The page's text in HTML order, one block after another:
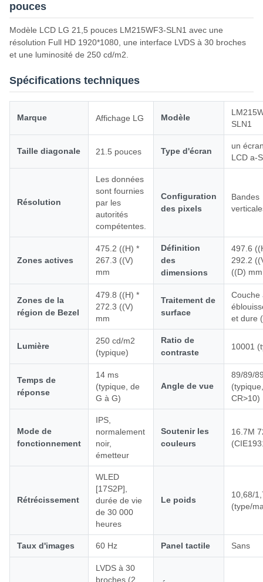
pouces
Modèle LCD LG 21,5 pouces LM215WF3-SLN1 avec une
résolution Full HD 1920*1080, une interface LVDS à 30 broches
et une luminosité de 250 cd/m2.
Spécifications techniques
Marque Affichage LG Modèle
SLN1
Taille diagonale 21.5 pouces Type d'écran
un
LCD a-
Résolution
Les données
sont fournies
par les
autorités
compétentes.
Configuration
des pixels
Bandes
Zones actives
475.2 ((H) *
267.3 ((V)
mm
Définition
des
dimensions
497.6
292.2
((D) mm
Zones de la
région de Bezel
479.8 ((H) *
272.3 ((V)
mm
Traitement de
surface
Couche
et dure
Lumière
250 cd/m2
(typique)
Ratio de
contraste
10001
Temps de
réponse
14 ms
(typique, de
G à G)
Angle de vue
89/89/
(typique,
CR>10)
Mode de
fonctionnement
IPS,
normalement
noir,
émetteur
Soutenir les
couleurs
16.7M
Rétrécissement
WLED
[17S2P],
durée de vie
de 30 000
heures
Le poids
10,68/
(type/
Taux d'images 60 Hz Panel tactile Sans
LVDS à 30
broches (2